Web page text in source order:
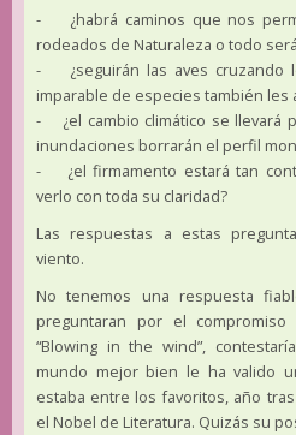
- ¿habrá caminos que nos
rodeados de Naturaleza o todo
- ¿seguirán las aves cruzando
imparable de especies también les
- ¿el cambio climático se llevará
inundaciones borrarán el perfil
- ¿el firmamento estará tan
verlo con toda su claridad?
Las respuestas a estas
viento.
No tenemos una respuesta
preguntaran por el compromiso
“Blowing in the wind”,
mundo mejor bien le ha valido
estaba entre los favoritos, año
el Nobel de Literatura. Quizás su